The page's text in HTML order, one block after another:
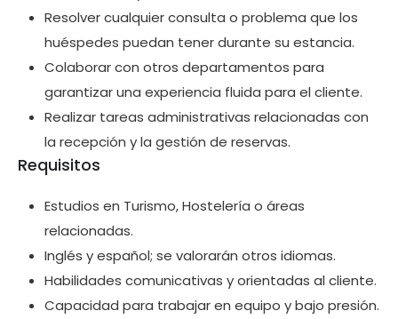
Resolver cualquier consulta o problema que los
huéspedes puedan tener durante su estancia.
Colaborar con otros departamentos para
garantizar una experiencia fluida para el cliente.
Realizar tareas administrativas relacionadas con
la recepción y la gestión de reservas.
Requisitos
Estudios en Turismo, Hostelería o áreas
relacionadas.
Inglés y español; se valorarán otros idiomas.
Habilidades comunicativas y orientadas al cliente.
Capacidad para trabajar en equipo y bajo presión.